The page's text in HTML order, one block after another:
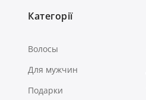
Категорії
Волосы
Для мужчин
Подарки